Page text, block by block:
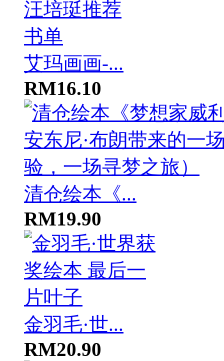
艾玛画画-...
RM16.10
清仓绘本《...
RM19.90
金羽毛·世...
RM20.90